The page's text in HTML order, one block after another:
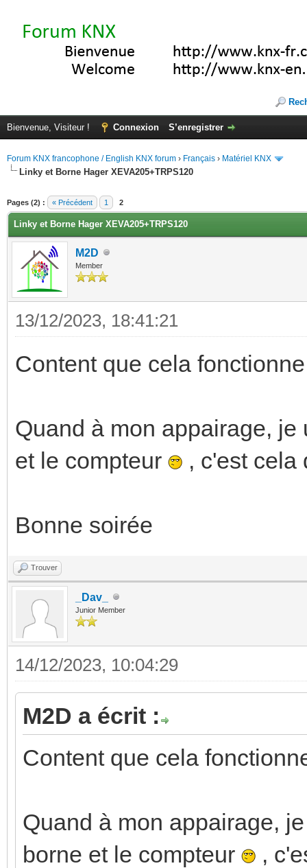
Bienvenue, Visiteur ! Connexion S’enregistrer
Forum KNX francophone / English KNX forum › Français › Matériel KNX
Linky et Borne Hager XEVA205+TRPS120
Pages (2) : « Précédent 1 2
Linky et Borne Hager XEVA205+TRPS120
M2D
Member
13/12/2023, 18:41:21
Content que cela
Quand à mon appairage,
et le compteur
, c'est cela
Bonne soirée
Trouver
_Dav_
Junior Member
14/12/2023, 10:04:29
M2D a écrit :
Content que cela
Quand à mon appairage,
borne et le compteur
,